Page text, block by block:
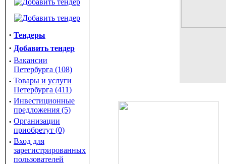
· Тендеры
· Добавить тендер
· Вакансии
Петербурга (108)
· Товары и услуги
Петербурга (411)
· Инвестиционные
предложения (5)
· Организации
приобретут (0)
· Вход для
зарегистрированных
пользователей